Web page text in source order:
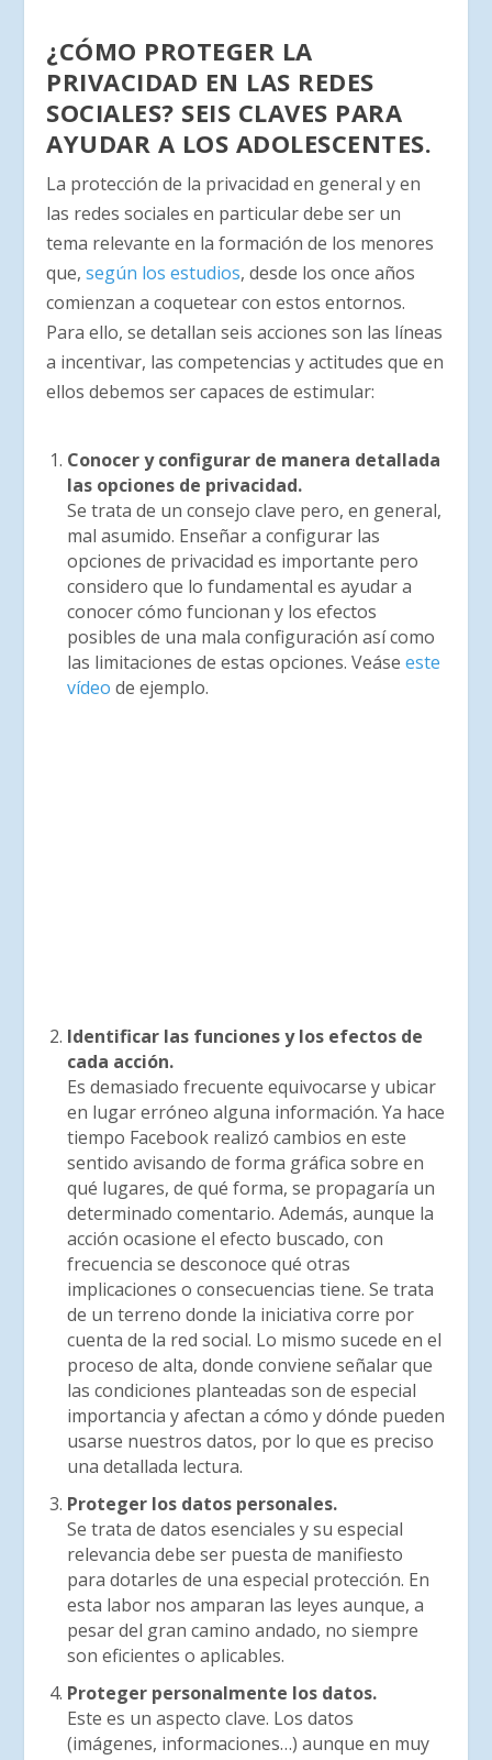
¿CÓMO PROTEGER LA
PRIVACIDAD EN LAS REDES
SOCIALES? SEIS CLAVES PARA
AYUDAR A LOS ADOLESCENTES.
La protección de la privacidad en general y en
las redes sociales en particular debe ser un
tema relevante en la formación de los menores
que,según los estudios, desde los once años
comienzan a coquetear con estos entornos.
Para ello, se detallan seis acciones son las líneas
a incentivar, las competencias y actitudes que en
ellos debemos ser capaces de estimular:
Conocer y configurar de manera detallada
las opciones de privacidad.
Se trata de un consejo clave pero, en general,
mal asumido. Enseñar a configurar las
opciones de privacidad es importante pero
considero que lo fundamental es ayudar a
conocer cómo funcionan y los efectos
posibles de una mala configuración así como
las limitaciones de estas opciones. Veáse este
vídeo de ejemplo.
Identificar las funciones y los efectos de
cada acción.
Es demasiado frecuente equivocarse y ubicar
en lugar erróneo alguna información. Ya hace
tiempo Facebook realizó cambios en este
sentido avisando de forma gráfica sobre en
qué lugares, de qué forma, se propagaría un
determinado comentario. Además, aunque la
acción ocasione el efecto buscado, con
frecuencia se desconoce qué otras
implicaciones o consecuencias tiene. Se trata
de un terreno donde la iniciativa corre por
cuenta de la red social. Lo mismo sucede en el
proceso de alta, donde conviene señalar que
las condiciones planteadas son de especial
importancia y afectan a cómo y dónde pueden
usarse nuestros datos, por lo que es preciso
una detallada lectura.
Proteger los datos personales.
Se trata de datos esenciales y su especial
relevancia debe ser puesta de manifiesto
para dotarles de una especial protección. En
esta labor nos amparan las leyes aunque, a
pesar del gran camino andado, no siempre
son eficientes o aplicables.
Proteger personalmente los datos.
Este es un aspecto clave. Los datos
(imágenes, informaciones…) aunque en muy